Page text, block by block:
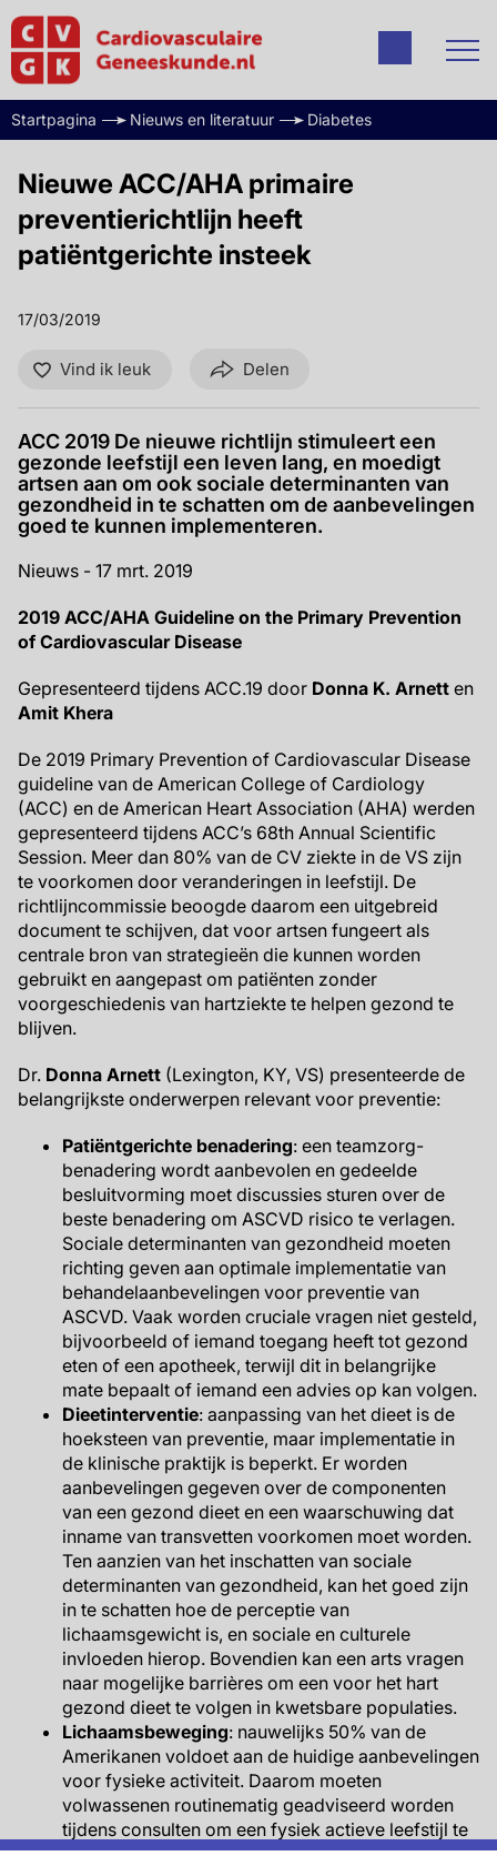
Startpagina Nieuws en literatuur Diabetes
Nieuwe ACC/AHA primaire
preventierichtlijn heeft
patiëntgerichte insteek
17/03/2019
Vind ik leuk Delen
ACC 2019 De nieuwe richtlijn stimuleert een
gezonde leefstijl een leven lang, en moedigt
artsen aan om ook sociale determinanten van
gezondheid in te schatten om de aanbevelingen
goed te kunnen implementeren.
Nieuws - 17 mrt. 2019
2019 ACC/AHA Guideline on the Primary Prevention
of Cardiovascular Disease
Gepresenteerd tijdens ACC.19 door Donna K. Arnett en
Amit Khera
De 2019 Primary Prevention of Cardiovascular Disease
guideline van de American College of Cardiology
(ACC) en de American Heart Association (AHA) werden
gepresenteerd tijdens ACC’s 68th Annual Scientific
Session. Meer dan 80% van de CV ziekte in de VS zijn
te voorkomen door veranderingen in leefstijl. De
richtlijncommissie beoogde daarom een uitgebreid
document te schijven, dat voor artsen fungeert als
centrale bron van strategieën die kunnen worden
gebruikt en aangepast om patiënten zonder
voorgeschiedenis van hartziekte te helpen gezond te
blijven.
Dr. Donna Arnett (Lexington, KY, VS) presenteerde de
belangrijkste onderwerpen relevant voor preventie:
Patiëntgerichte benadering: een teamzorg-
benadering wordt aanbevolen en gedeelde
besluitvorming moet discussies sturen over de
beste benadering om ASCVD risico te verlagen.
Sociale determinanten van gezondheid moeten
richting geven aan optimale implementatie van
behandelaanbevelingen voor preventie van
ASCVD. Vaak worden cruciale vragen niet gesteld,
bijvoorbeeld of iemand toegang heeft tot gezond
eten of een apotheek, terwijl dit in belangrijke
mate bepaalt of iemand een advies op kan volgen.
Dieetinterventie: aanpassing van het dieet is de
hoeksteen van preventie, maar implementatie in
de klinische praktijk is beperkt. Er worden
aanbevelingen gegeven over de componenten
van een gezond dieet en een waarschuwing dat
inname van transvetten voorkomen moet worden.
Ten aanzien van het inschatten van sociale
determinanten van gezondheid, kan het goed zijn
in te schatten hoe de perceptie van
lichaamsgewicht is, en sociale en culturele
invloeden hierop. Bovendien kan een arts vragen
naar mogelijke barrières om een voor het hart
gezond dieet te volgen in kwetsbare populaties.
Lichaamsbeweging: nauwelijks 50% van de
Amerikanen voldoet aan de huidige aanbevelingen
voor fysieke activiteit. Daarom moeten
volwassenen routinematig geadviseerd worden
tijdens consulten om een fysiek actieve leefstijl te
optimaliseren. Effectiviteit van adviseren over